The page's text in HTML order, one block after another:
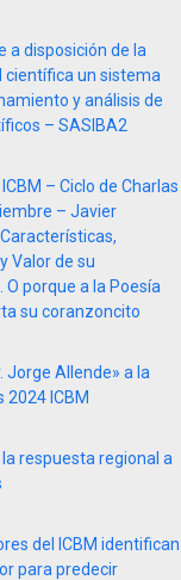
a disposición de la
científica un sistema
y análisis de
– SASIBA2
– Ciclo de Charlas
– Javier
Valor de su
O porque a la Poesía
su coranzoncito
Jorge Allende» a la
2024 ICBM
respuesta regional a
del ICBM identifican
para predecir